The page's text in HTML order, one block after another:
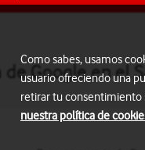
Google en el
Como sabes, usamos
usuario ofreciendo una
retirar tu consentimiento
nuestra política de